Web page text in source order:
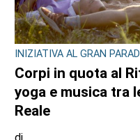
CONSIGLIO REGIONALE
Marcinelle, il
italiani caduti sul
mondo”